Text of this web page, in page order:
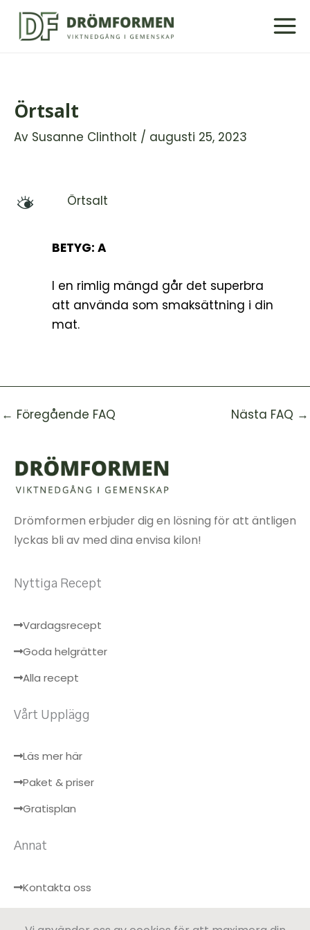
Hoppa
Örtsalt
Av Susanne Clintholt / augusti 25, 2023
M Örtsalt
BETYG: A
I en rimlig mängd går det superbra
att använda som smaksättning i din
mat.
← Föregående FAQ Nästa FAQ →
Drömformen erbjuder dig en lösning för att äntligen
lyckas bli av med dina envisa kilon!
Nyttiga Recept
Vardagsrecept
Goda helgrätter
Alla recept
Vårt Upplägg
Läs mer här
Paket & priser
Gratisplan
Annat
Kontakta oss